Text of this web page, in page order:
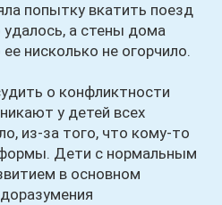
попытку вкатить поезд
а стены дома
нисколько не огорчило.
о конфликтности
у детей всех
из-за того, что кому-то
Дети с нормальным
в основном